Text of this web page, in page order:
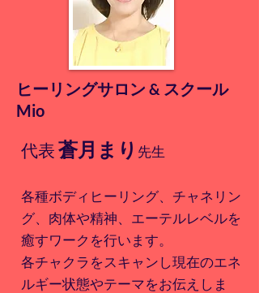
ヒーリングサロン & スクール
Mio
代表蒼月まり 先生
各種ボディヒーリング、チャネリン
グ、肉体や精神、エーテルレベルを
癒すワークを行います。
各チャクラをスキャンし現在のエネ
ルギー状態やテーマをお伝えしま